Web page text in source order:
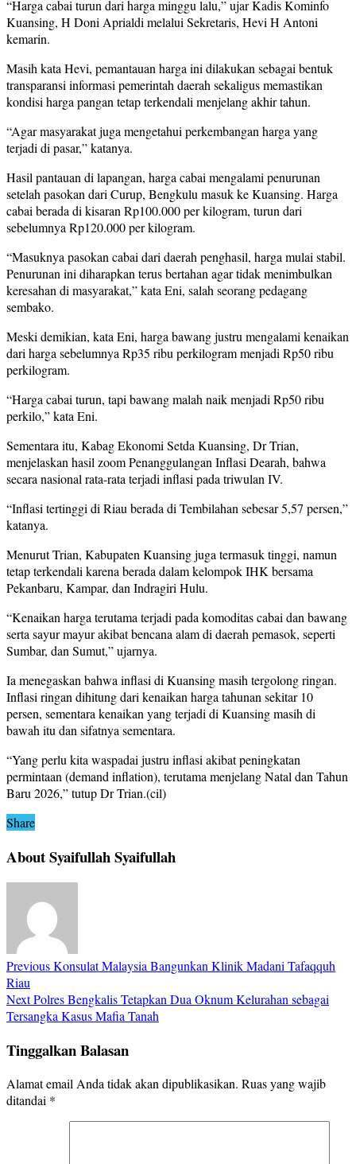
“Harga cabai turun dari harga minggu lalu,” ujar Kadis Kominfo
Kuansing, H Doni Aprialdi melalui Sekretaris, Hevi H Antoni
kemarin.
Masih kata Hevi, pemantauan harga ini dilakukan sebagai bentuk
transparansi informasi pemerintah daerah sekaligus memastikan
kondisi harga pangan tetap terkendali menjelang akhir tahun.
“Agar masyarakat juga mengetahui perkembangan harga yang
terjadi di pasar,” katanya.
Hasil pantauan di lapangan, harga cabai mengalami penurunan
setelah pasokan dari Curup, Bengkulu masuk ke Kuansing. Harga
cabai berada di kisaran Rp100.000 per kilogram, turun dari
sebelumnya Rp120.000 per kilogram.
“Masuknya pasokan cabai dari daerah penghasil, harga mulai stabil.
Penurunan ini diharapkan terus bertahan agar tidak menimbulkan
keresahan di masyarakat,” kata Eni, salah seorang pedagang
sembako.
Meski demikian, kata Eni, harga bawang justru mengalami kenaikan
dari harga sebelumnya Rp35 ribu perkilogram menjadi Rp50 ribu
perkilogram.
“Harga cabai turun, tapi bawang malah naik menjadi Rp50 ribu
perkilo,” kata Eni.
Sementara itu, Kabag Ekonomi Setda Kuansing, Dr Trian,
menjelaskan hasil zoom Penanggulangan Inflasi Dearah, bahwa
secara nasional rata-rata terjadi inflasi pada triwulan IV.
“Inflasi tertinggi di Riau berada di Tembilahan sebesar 5,57 persen,”
katanya.
Menurut Trian, Kabupaten Kuansing juga termasuk tinggi, namun
tetap terkendali karena berada dalam kelompok IHK bersama
Pekanbaru, Kampar, dan Indragiri Hulu.
“Kenaikan harga terutama terjadi pada komoditas cabai dan bawang
serta sayur mayur akibat bencana alam di daerah pemasok, seperti
Sumbar, dan Sumut,” ujarnya.
Ia menegaskan bahwa inflasi di Kuansing masih tergolong ringan.
Inflasi ringan dihitung dari kenaikan harga tahunan sekitar 10
persen, sementara kenaikan yang terjadi di Kuansing masih di
bawah itu dan sifatnya sementara.
“Yang perlu kita waspadai justru inflasi akibat peningkatan
permintaan (demand inflation), terutama menjelang Natal dan Tahun
Baru 2026,” tutup Dr Trian.(cil)
Share
About Syaifullah Syaifullah
PreviousKonsulat Malaysia Bangunkan Klinik Madani Tafaqquh
Riau
NextPolres Bengkalis Tetapkan Dua Oknum Kelurahan sebagai
Tersangka Kasus Mafia Tanah
Tinggalkan Balasan
Alamat email Anda tidak akan dipublikasikan. Ruas yang wajib
ditandai *